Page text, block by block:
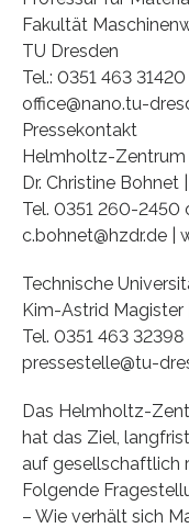
Fakultät
TU Dresden
Tel.: 0351 463 31420
office@nano.tu-
Pressekontakt
Helmholtz-
Dr. Christine Bohnet
Tel. 0351 260-2450
c.bohnet@hzdr.de |
Technische
Kim-Astrid Magister
Tel. 0351 463 32398
pressestelle@tu-
Das Helmholtz-
hat das Ziel,
auf gesellschaftlich
Folgende
– Wie verhält sich